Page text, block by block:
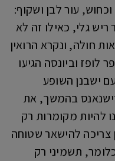
עור לבן ושקוף:
גלי, כאילו זה לא
חולה, ונקרא הרואין
שנות ה-2000 ג'ניפר לופז וביונסה הגיעו
ישבנן השופע
בהמשך, את
מקומרות רק
צריכה להישאר שטוחה
כלומר, תשמיני רק